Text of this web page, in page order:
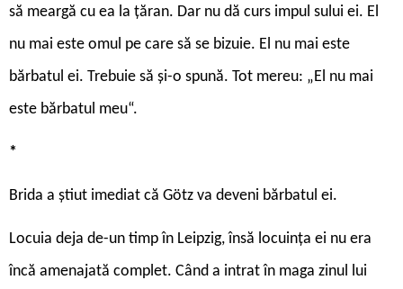
să meargă cu ea la țăran. Dar nu dă curs impul sului ei. El
nu mai este omul pe care să se bizuie. El nu mai este
bărbatul ei. Trebuie să și-o spună. Tot mereu: „El nu mai
este bărbatul meu“.
*
Brida a știut imediat că Götz va deveni bărbatul ei.
Locuia deja de-un timp în Leipzig, însă locuința ei nu era
încă amenajată complet. Când a intrat în maga zinul lui